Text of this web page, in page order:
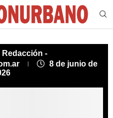
Redacción -
8 de junio de